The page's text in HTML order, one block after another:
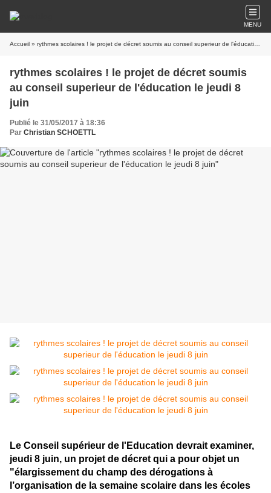
MENU
Accueil » rythmes scolaires ! le projet de décret soumis au conseil superieur de l'éducation le jeudi 8 juin
rythmes scolaires ! le projet de décret soumis
au conseil superieur de l'éducation le jeudi 8
juin
Publié le 31/05/2017 à 18:36
Par Christian SCHOETTL
Le Conseil supérieur de l'Education devrait examiner,
jeudi 8 juin, un projet de décret qui a pour objet un
"élargissement du champ des dérogations à
l’organisation de la semaine scolaire dans les écoles